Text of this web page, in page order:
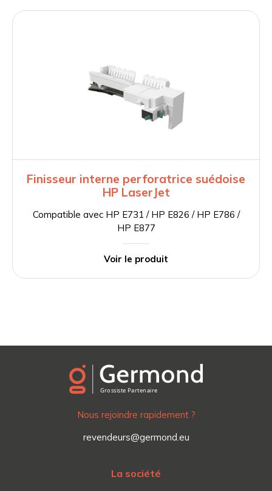
Finisseur interne perforatrice suédoise
HP LaserJet
Compatible avec HP E731 / HP E826 / HP E786 /
HP E877
Voir le produit
Nous rejoindre rapidement ?
revendeurs@germond.eu
La société